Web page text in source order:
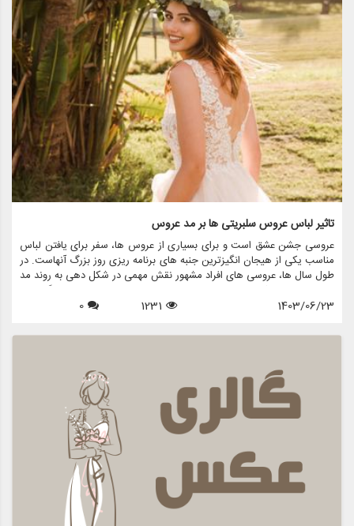
تاثیر لباس عروس سلبریتی ها بر مد عروس
عروسی جشن عشق است و برای بسیاری از عروس ها، سفر برای یافتن لباس
مناسب یکی از هیجان انگیزترین جنبه های برنامه ریزی روز بزرگ آنهاست. در
طول سال ها، عروسی های افراد مشهور نقش مهمی در شکل دهی به روند مد
لباس عروس داشته اند. از لباس های نمادین ستاره های هالیوود گرفته تا
لباس های عروسی سلطنتی که توجه جهانیان را به خود جلب می کنند، این
دارند. این مقاله به بررسی تأثیر لباس های عروسی افراد مشهور بر مد عروس
بخش روندها، انتخاب ها و حتی خدمات ارائه شده توسط فروشگاه هایی
مانند مزون چرخچی هستند.
1403/06/23
1231
0